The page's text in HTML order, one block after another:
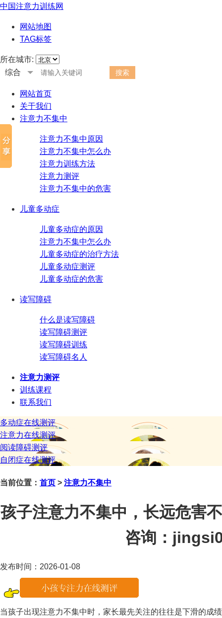
中国注意力训练网
网站地图
TAG标签
所在城市:
综合
网站首页
关于我们
注意力不集中
注意力不集中原因
注意力不集中怎么办
注意力训练方法
注意力测评
注意力不集中的危害
儿童多动症
儿童多动症的原因
注意力不集中怎么办
儿童多动症的治疗方法
儿童多动症测评
儿童多动症的危害
读写障碍
什么是读写障碍
读写障碍测评
读写障碍训练
读写障碍名人
注意力测评
训练课程
联系我们
多动症在线测评
注意力在线测评
阅读障碍测评
自闭症在线测评
当前位置： 首页 > 注意力不集中
孩子注意力不集中，长远危害
咨询：
发布时间：2026-01-08
当孩子出现注意力不集中时，家长最先关注的往往是下滑的成